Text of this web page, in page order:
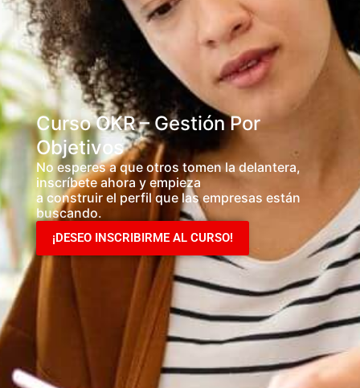
Curso OKR – Gestión Por
Objetivos
No esperes a que otros tomen la delantera,
inscríbete ahora y empieza
a construir el perfil que las empresas están
buscando.
¡DESEO INSCRIBIRME AL CURSO!